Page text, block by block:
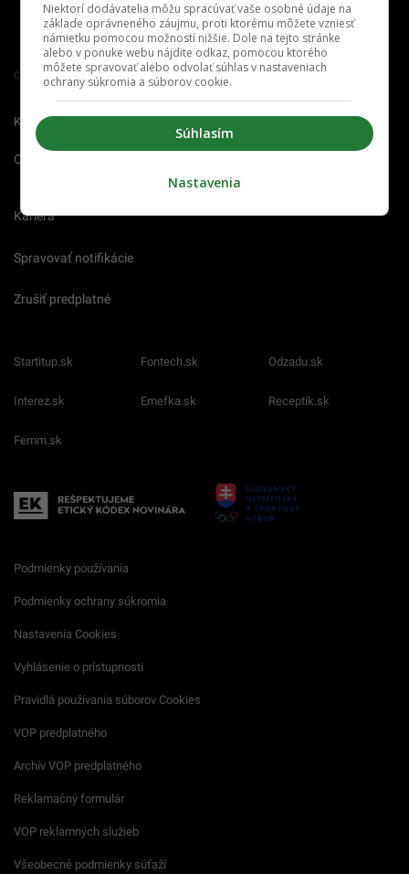
Člen združenia IAB Slovakia
Kontakt
O nás
Kariéra
Spravovať notifikácie
Zrušiť predplatné
Startitup.sk Fontech.sk Odzadu.sk
Interez.sk Emefka.sk Receptik.sk
Femm.sk
Podmienky používania
Podmienky ochrany súkromia
Nastavenia Cookies
Vyhlásenie o prístupnosti
Pravidlá používania súborov Cookies
VOP predplatného
Archív VOP predplatného
Reklamačný formulár
VOP reklamných služieb
Všeobecné podmienky súťaží
Niektorí dodávatelia môžu spracúvať vaše osobné údaje na
základe oprávneného záujmu, proti ktorému môžete vzniesť
námietku pomocou možností nižšie. Dole na tejto stránke
alebo v ponuke webu nájdite odkaz, pomocou ktorého
môžete spravovať alebo odvolať súhlas v nastaveniach
ochrany súkromia a súborov cookie.
Súhlasím
Nastavenia